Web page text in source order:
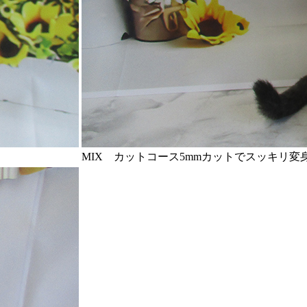
MIX カットコース5mmカットでスッキリ変